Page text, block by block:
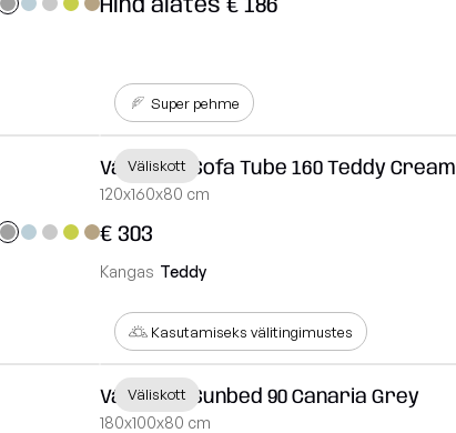
Väliskott
Super pehme
Väliskott Sofa Tube 160 Teddy Cream
120x160x80 cm
€ 303
Kangas Teddy
Väliskott
Kasutamiseks välitingimustes
Väliskott Sunbed 90 Canaria Grey
180x100x80 cm